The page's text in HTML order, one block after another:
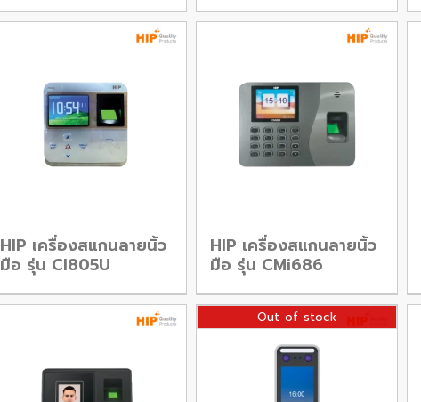
HIP เครื่องสแกนลายนิ้ว
มือ รุ่น CI805U
HIP เครื่องสแกนลายนิ้ว
มือ รุ่น CMi686
Out of stock